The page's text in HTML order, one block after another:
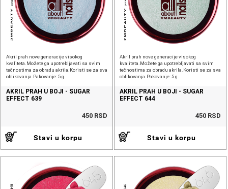
Akril prah nove generacije visokog
kvaliteta.Možete ga upotrebljavati sa svim
tečnostima za obradu akrila.Koristi se za sva
oblikovanja.Pakovanje: 5 g.
AKRIL PRAH U BOJI - SUGAR
EFFECT 639
450 RSD
Stavi u korpu
Akril prah nove generacije visokog
kvaliteta.Možete ga upotrebljavati sa svim
tečnostima za obradu akrila.Koristi se za sva
oblikovanja.Pakovanje: 5 g.
AKRIL PRAH U BOJI - SUGAR
EFFECT 644
450 RSD
Stavi u korpu